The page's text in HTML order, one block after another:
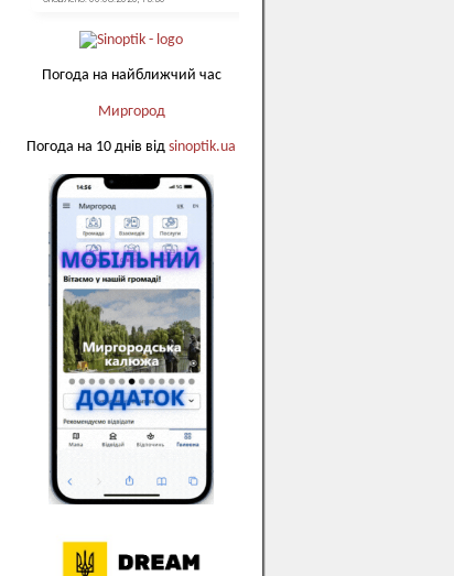
Погода на найближчий час
Миргород
Погода на 10 днів від sinoptik.ua